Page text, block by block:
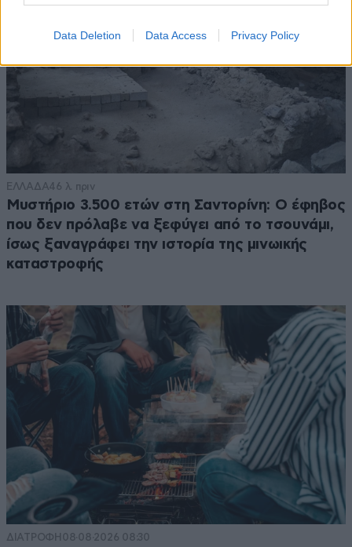
Data Deletion Data Access Privacy Policy
ΕΛΛΑΔΑ46 λ. πριν
Μυστήριο 3.500 ετών στη Σαντορίνη: Ο έφηβος
που δεν πρόλαβε να ξεφύγει από το τσουνάμι,
ίσως ξαναγράφει την ιστορία της μινωικής
καταστροφής
ΔΙΑΤΡΟΦΗ 08·08·2026 08:30